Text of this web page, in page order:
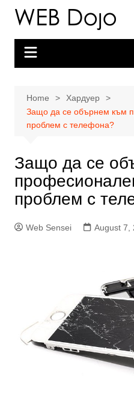
Skip
content
Home
Хардуер
Защо да се обърнем към
проблем с телефона?
Защо да се
проблем с
Web Sensei August 7,